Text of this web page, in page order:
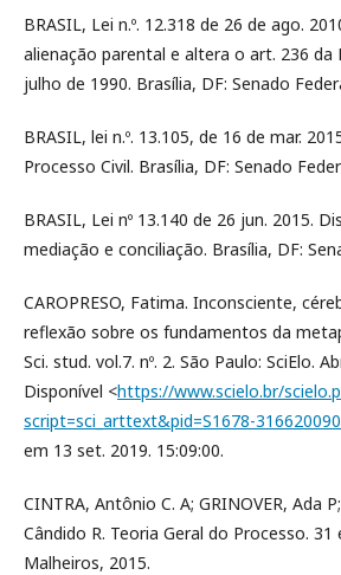
BRASIL, Lei n.º. 12.318 de 26 de ago.
alienação parental e altera o art. 236 da
julho de 1990. Brasília, DF: Senado
BRASIL, lei n.º. 13.105, de 16 de mar.
Processo Civil. Brasília, DF: Senado
BRASIL, Lei nº 13.140 de 26 jun. 2015.
mediação e conciliação. Brasília, DF:
CAROPRESO, Fatima. Inconsciente,
reflexão sobre os fundamentos da
Sci. stud. vol.7. nº. 2. São Paulo: SciElo.
Disponível <https://www.scielo.br/
script=sci_arttext&pid=S1678-
em 13 set. 2019. 15:09:00.
CINTRA, Antônio C. A; GRINOVER, Ada
Cândido R. Teoria Geral do Processo. 31
Malheiros, 2015.